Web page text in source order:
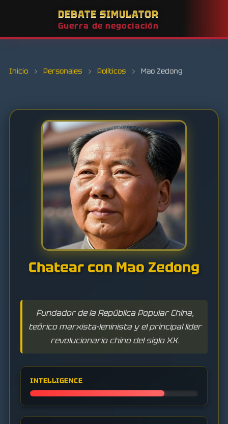
DEBATE SIMULATOR
Guerra de negociación
Inicio › Personajes › Políticos › Mao Zedong
Chatear con Mao Zedong
Fundador de la República Popular China,
teórico marxista-leninista y el principal líder
revolucionario chino del siglo XX.
INTELLIGENCE